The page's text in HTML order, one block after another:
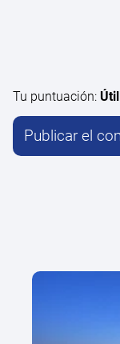
Tu puntuación: Útil